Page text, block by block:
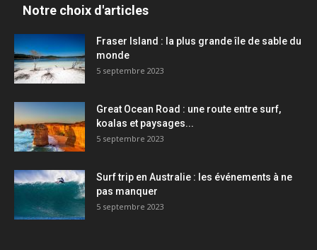
Notre choix d'articles
Fraser Island : la plus grande île de sable du
monde
5 septembre 2023
Great Ocean Road : une route entre surf,
koalas et paysages...
5 septembre 2023
Surf trip en Australie : les événements à ne
pas manquer
5 septembre 2023